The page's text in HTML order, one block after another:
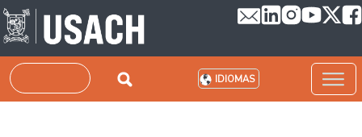
Pasar al contenido principal
Buscar IDIOMAS